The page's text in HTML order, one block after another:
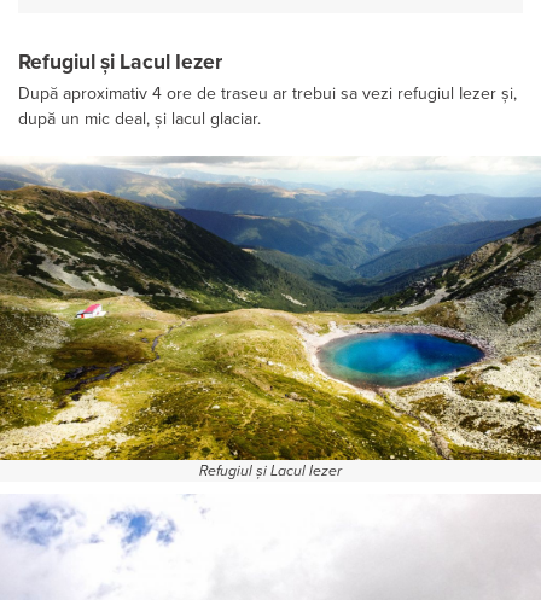
Refugiul și Lacul Iezer
După aproximativ 4 ore de traseu ar trebui sa vezi refugiul Iezer și,
după un mic deal, și lacul glaciar.
Refugiul și Lacul Iezer